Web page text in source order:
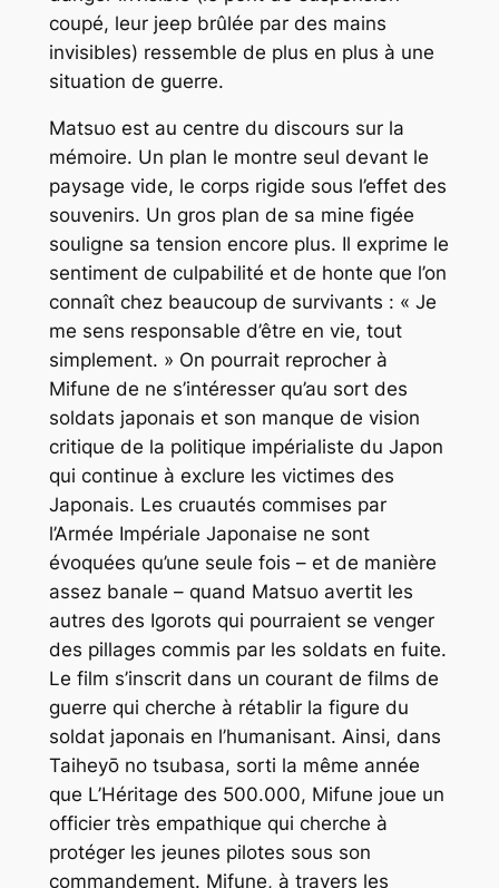
coupé, leur jeep brûlée par des mains
invisibles) ressemble de plus en plus à une
situation de guerre.
Matsuo est au centre du discours sur la
mémoire. Un plan le montre seul devant le
paysage vide, le corps rigide sous l’effet des
souvenirs. Un gros plan de sa mine figée
souligne sa tension encore plus. Il exprime le
sentiment de culpabilité et de honte que l’on
connaît chez beaucoup de survivants : « Je
me sens responsable d’être en vie, tout
simplement. » On pourrait reprocher à
Mifune de ne s’intéresser qu’au sort des
soldats japonais et son manque de vision
critique de la politique impérialiste du Japon
qui continue à exclure les victimes des
Japonais. Les cruautés commises par
l’Armée Impériale Japonaise ne sont
évoquées qu’une seule fois – et de manière
assez banale – quand Matsuo avertit les
autres des Igorots qui pourraient se venger
des pillages commis par les soldats en fuite.
Le film s’inscrit dans un courant de films de
guerre qui cherche à rétablir la figure du
soldat japonais en l’humanisant. Ainsi, dans
Taiheyō no tsubasa, sorti la même année
que L’Héritage des 500.000, Mifune joue un
officier très empathique qui cherche à
protéger les jeunes pilotes sous son
commandement. Mifune, à travers les